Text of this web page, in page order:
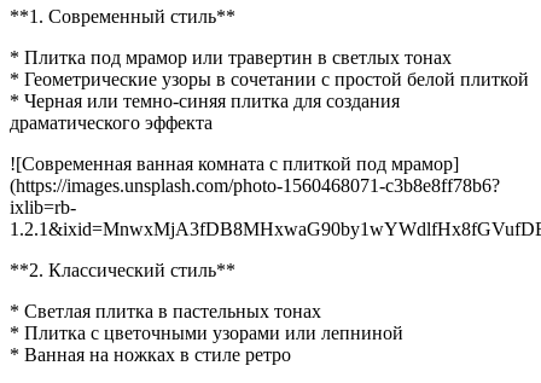
**1. Современный стиль**
* Плитка под мрамор или травертин в светлых тонах
* Геометрические узоры в сочетании с простой белой плиткой
* Черная или темно-синяя плитка для создания
драматического эффекта
![Современная ванная комната с плиткой под мрамор]
(https://images.unsplash.com/photo-1560468071-c3b8e8ff78b6?
ixlib=rb-
**2. Классический стиль**
* Светлая плитка в пастельных тонах
* Плитка с цветочными узорами или лепниной
* Ванная на ножках в стиле ретро